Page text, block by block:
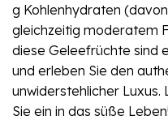
g Kohlenhydraten
gleichzeitig moderatem
diese Geleefrüchte sind
und erleben Sie den
unwiderstehlicher
Sie ein in das süße Leben!